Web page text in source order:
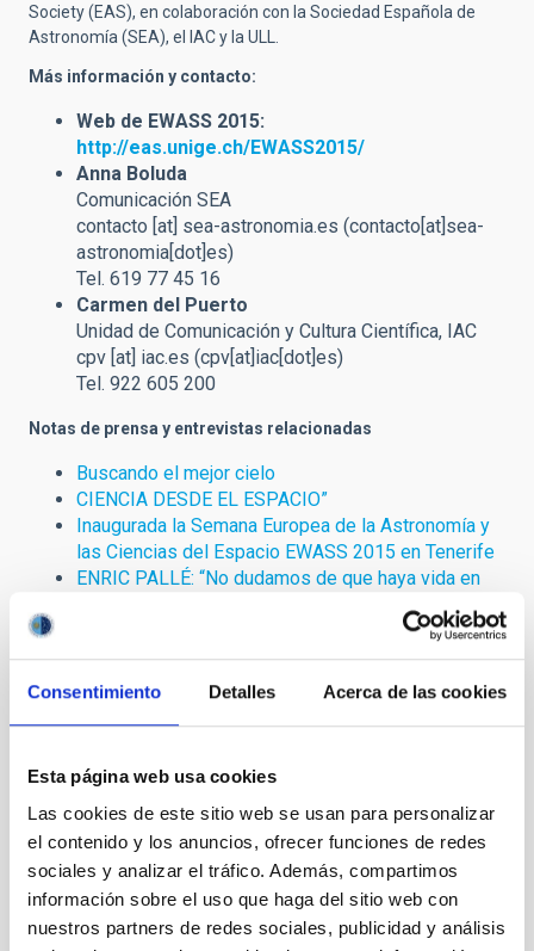
Consentimiento Detalles Acerca de las cookies
Esta página web usa cookies
Las cookies de este sitio web se usan para personalizar
el contenido y los anuncios, ofrecer funciones de redes
sociales y analizar el tráfico. Además, compartimos
información sobre el uso que haga del sitio web con
nuestros partners de redes sociales, publicidad y análisis
Society (EAS), en colaboración con la Sociedad Española de
Astronomía (SEA), el IAC y la ULL.
Más información y contacto:
Web de EWASS 2015:
http://eas.unige.ch/EWASS2015/
Anna Boluda
Comunicación SEA
contacto [at] sea-astronomia.es (contacto[at]sea-
astronomia[dot]es)
Tel. 619 77 45 16
Carmen del Puerto
Unidad de Comunicación y Cultura Científica, IAC
cpv [at] iac.es (cpv[at]iac[dot]es)
Tel. 922 605 200
Notas de prensa y entrevistas relacionadas
Buscando el mejor cielo
CIENCIA DESDE EL ESPACIO”
Inaugurada la Semana Europea de la Astronomía y
las Ciencias del Espacio EWASS 2015 en Tenerife
ENRIC PALLÉ: “No dudamos de que haya vida en
CARME JORDI: “Gaia ya ha cubierto el cielo
completo”
MARÍA ROSA ZAPATERO OSORIO: “Las enanas
LICIA VERDE: “Acaba de terminar la edad dorada de
las observaciones del Fondo Cósmico de
Microondas”
TIPO DE NOTICIA